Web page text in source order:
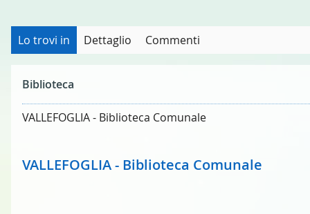
Lo trovi in Dettaglio Commenti
Biblioteca
VALLEFOGLIA - Biblioteca Comunale
VALLEFOGLIA - Biblioteca Comunale